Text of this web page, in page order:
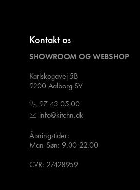
Kontakt os
SHOWROOM OG WEBSHOP
Karlskogavej 5B
9200 Aalborg SV
97 43 05 00
info@kitchn.dk
Åbningstider:
Man-Søn: 9.00-22.00
CVR: 27428959